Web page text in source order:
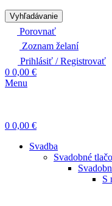
Vyhľadávanie
Porovnať
Zoznam želaní
Prihlásiť / Registrovať
0 0,00 €
Menu
0 0,00 €
Svadba
Svadobné
S